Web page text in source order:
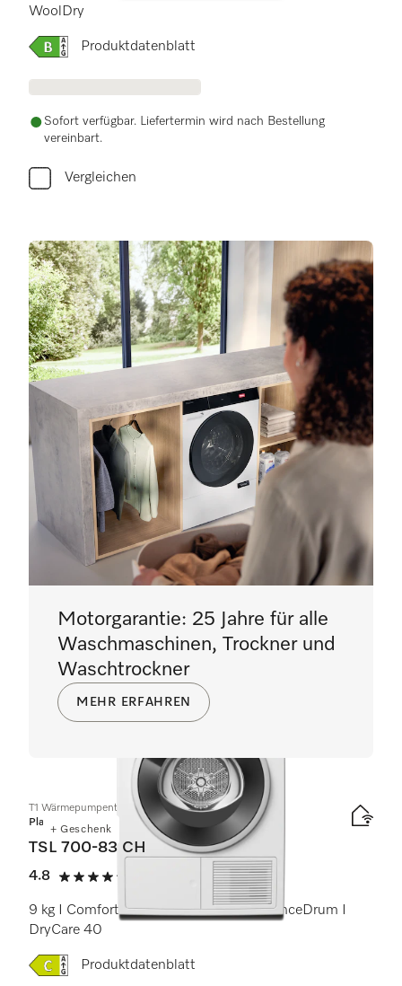
WoolDry
Onlinelabel Image, Energielabel
Produktdatenblatt
Sofort verfügbar. Liefertermin wird nach Bestellung
vereinbart.
Vergleichen
+ Geschenk
T1 Wärmepumpentrockner:
Platinum
TSL 700-83 CH
4.8
4.8 von 5 Sternen
(9 Bewertungen)
9 kg I ComfortSensor I SteamCare I SilenceDrum I
DryCare 40
Onlinelabel Image, Energielabel
Produktdatenblatt
Motorgarantie: 25 Jahre für alle
Waschmaschinen, Trockner und
Waschtrockner
MEHR ERFAHREN